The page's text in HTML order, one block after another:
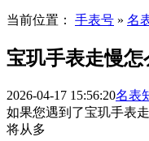
当前位置： 手表号 » 名
宝玑手表走慢怎
2026-04-17 15:56:20名表
如果您遇到了宝玑手表
将从多